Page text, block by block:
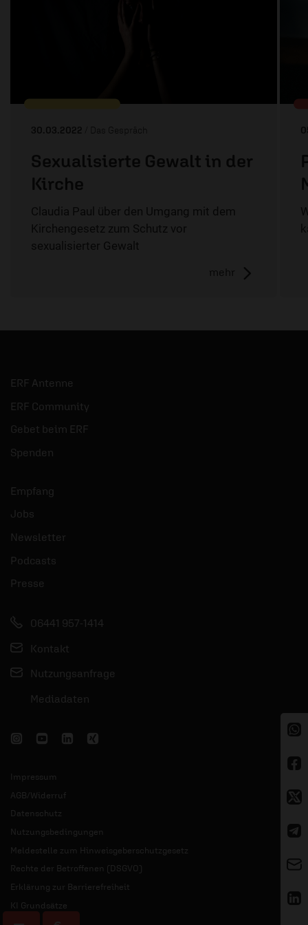
30.03.2022 / Das Gespräch
Sexualisierte Gewalt in der
Kirche
Claudia Paul über den Umgang mit dem
Kirchengesetz zum Schutz vor
sexualisierter Gewalt
mehr
ERF Antenne
ERF Community
Gebet beim ERF
Spenden
Empfang
Jobs
Newsletter
Podcasts
Presse
06441 957-1414
Kontakt
Nutzungsanfrage
Mediadaten
Impressum
AGB/Widerruf
Datenschutz
Nutzungsbedingungen
Meldestelle zum Hinweisgeberschutzgesetz
Rechte der Betroffenen (DSGVO)
Erklärung zur Barrierefreiheit
KI Grundsätze